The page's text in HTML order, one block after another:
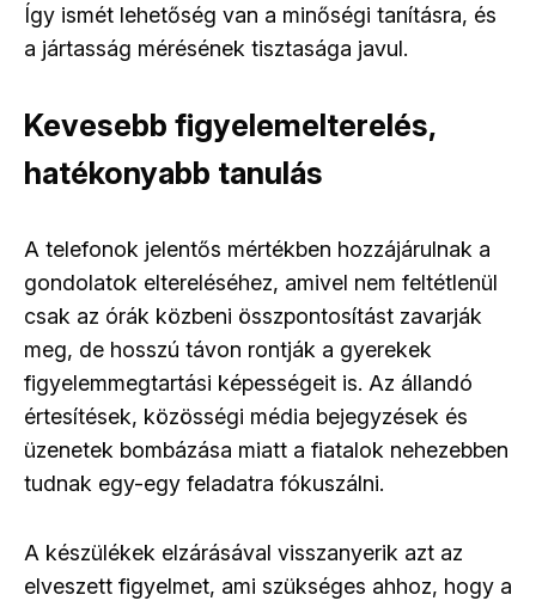
Így ismét lehetőség van a minőségi tanításra, és
a jártasság mérésének tisztasága javul.
Kevesebb figyelemelterelés,
hatékonyabb tanulás
A telefonok jelentős mértékben hozzájárulnak a
gondolatok eltereléséhez, amivel nem feltétlenül
csak az órák közbeni összpontosítást zavarják
meg, de hosszú távon rontják a gyerekek
figyelemmegtartási képességeit is. Az állandó
értesítések, közösségi média bejegyzések és
üzenetek bombázása miatt a fiatalok nehezebben
tudnak egy-egy feladatra fókuszálni.
A készülékek elzárásával visszanyerik azt az
elveszett figyelmet, ami szükséges ahhoz, hogy a